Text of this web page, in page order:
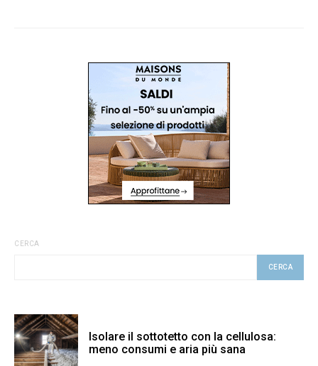
CERCA
CERCA
Isolare il sottotetto con la cellulosa:
meno consumi e aria più sana